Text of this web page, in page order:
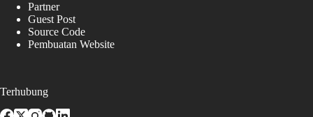
Partner
Guest Post
Source Code
Pembuatan Website
Terhubung